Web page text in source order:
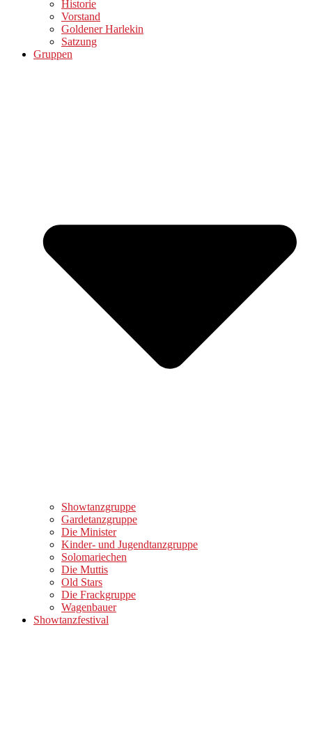
Historie
Vorstand
Goldener Harlekin
Satzung
Gruppen
Showtanzgruppe
Gardetanzgruppe
Die Minister
Kinder- und Jugendtanzgruppe
Solomariechen
Die Muttis
Old Stars
Die Frackgruppe
Wagenbauer
Showtanzfestival